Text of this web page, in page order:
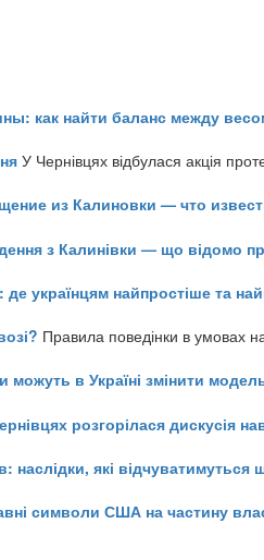
как найти баланс между
У Чернівцях відбулася акція
из Калиновки — что
з Калинівки — що відомо
де українцям найпростіше та
Правила поведінки в умовах
можуть в Україні змінити
розгорілася дискусія
наслідки, які відчуватимуться
символи США на частину